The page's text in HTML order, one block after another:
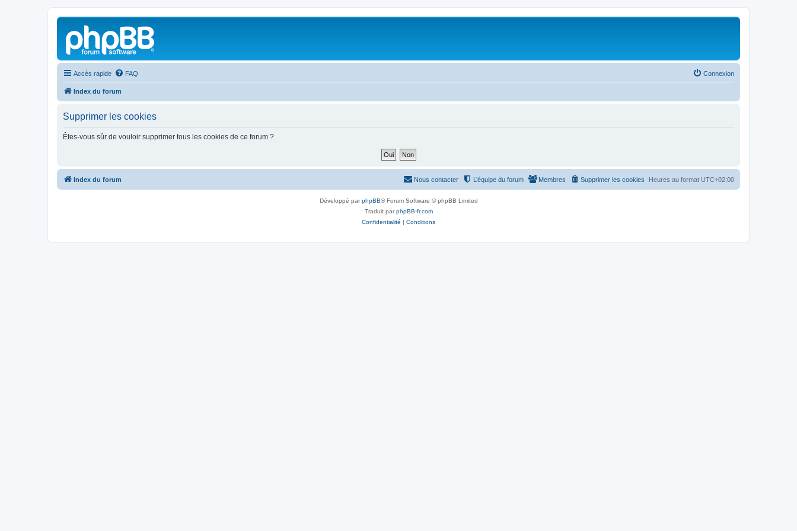
Accès rapide FAQ Connexion
Index du forum
Supprimer les cookies
Êtes-vous sûr de vouloir supprimer tous les cookies de ce forum ?
Index du forum Heures au format UTC+02:00
Supprimer les cookies
Membres
L’équipe du forum
Nous contacter
Développé parphpBB® Forum Software © phpBB Limited
Traduit parphpBB-fr.com
Confidentialité | Conditions